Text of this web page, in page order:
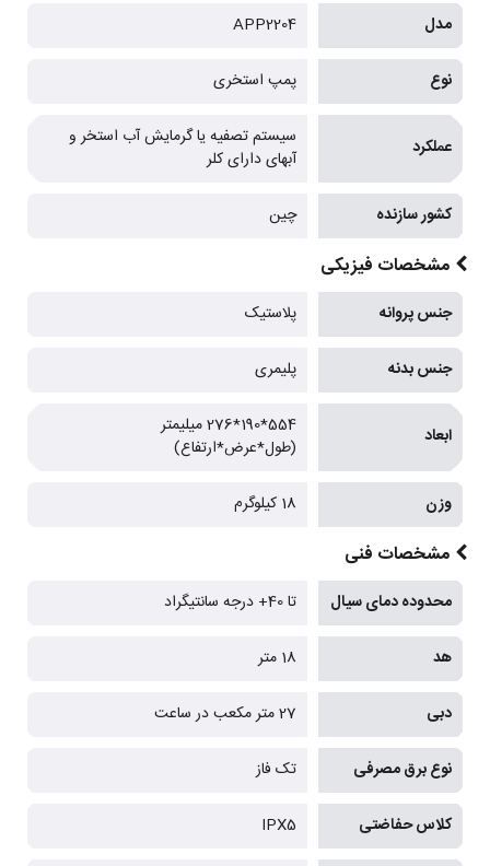
مدل APP2204
نوع پمپ استخری
عملکرد
سیستم تصفیه یا گرمایش آب استخر و
آبهای دارای کلر
کشور سازنده چین
مشخصات فیزیکی
جنس پروانه پلاستیک
جنس بدنه پلیمری
ابعاد
554*190*276 میلیمتر
(طول*عرض*ارتفاع)
وزن 18 کیلوگرم
مشخصات فنی
محدوده دمای سیال تا 40+ درجه سانتیگراد
هد 18 متر
دبی 27 متر مکعب در ساعت
نوع برق مصرفی تک فاز
کلاس حفاضتی IPX5